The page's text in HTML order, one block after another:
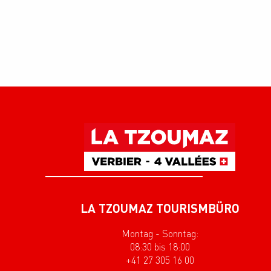
LA TZOUMAZ TOURISMBÜRO
Montag - Sonntag:
08:30 bis 18:00
+41 27 305 16 00